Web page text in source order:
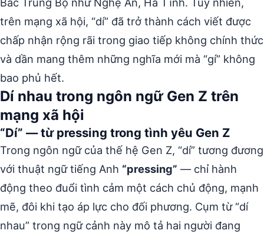
Bắc Trung Bộ như Nghệ An, Hà Tĩnh. Tuy nhiên,
trên mạng xã hội, “dí” đã trở thành cách viết được
chấp nhận rộng rãi trong giao tiếp không chính thức
và dần mang thêm những nghĩa mới mà “gí” không
bao phủ hết.
Dí nhau trong ngôn ngữ Gen Z trên
mạng xã hội
“Dí” — từ pressing trong tình yêu Gen Z
Trong ngôn ngữ của thế hệ Gen Z, “dí” tương đương
với thuật ngữ tiếng Anh “pressing” — chỉ hành
động theo đuổi tình cảm một cách chủ động, mạnh
mẽ, đôi khi tạo áp lực cho đối phương. Cụm từ “dí
nhau” trong ngữ cảnh này mô tả hai người đang